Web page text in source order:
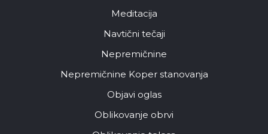
Meditacija
Navtični tečaji
Nepremičnine
Nepremičnine Koper stanovanja
Objavi oglas
Oblikovanje obrvi